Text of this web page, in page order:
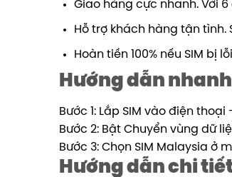
Giao hàng cực nhanh. Với
Hỗ trợ khách hàng tận tình.
Hoàn tiền 100% nếu SIM bị
Hướng dẫn
Bước 1: Lắp SIM vào điện
Bước 2: Bật Chuyển vùng dữ
Bước 3: Chọn SIM Malaysia ở
Hướng dẫn chi